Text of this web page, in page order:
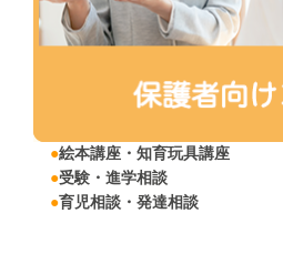
●絵本講座・ 知育玩具講座
●受験・進学相談
●育児相談・発達相談